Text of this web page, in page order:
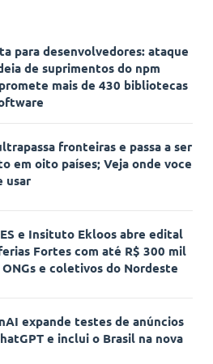
para desenvolvedores: ataque
de suprimentos do npm
mais de 430 bibliotecas
fronteiras e passa a ser
em oito países; Veja onde voce
usar
e Insituto Ekloos abre edital
Fortes com até R$ 300 mil
ONGs e coletivos do Nordeste
expande testes de anúncios
e inclui o Brasil na nova